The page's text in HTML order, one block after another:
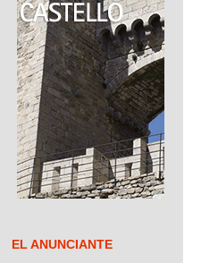
EL ANUNCIANTE